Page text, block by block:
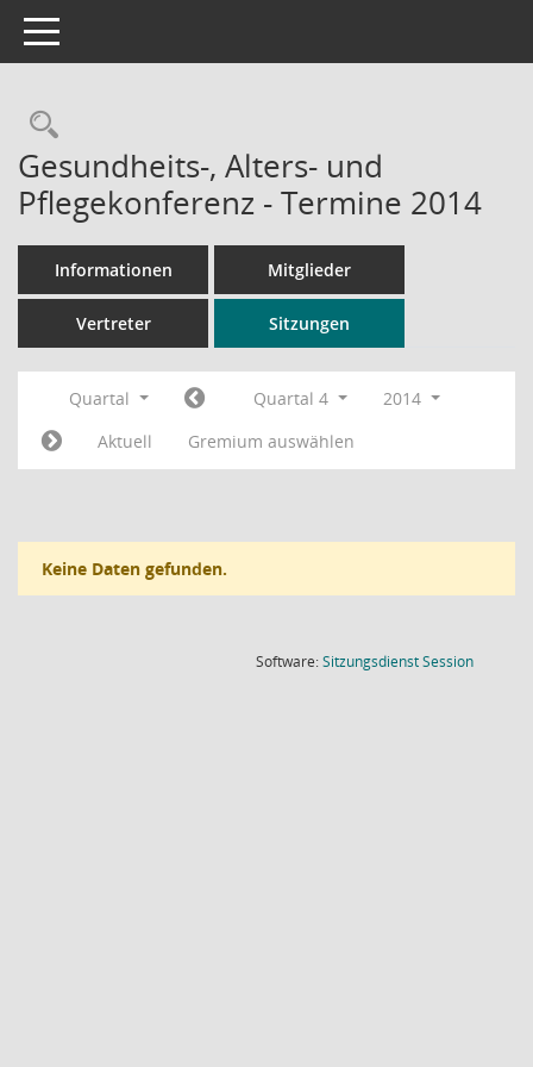
Toggle navigation
Rechercheauswahl
Gesundheits-, Alters- und
Pflegekonferenz - Termine 2014
Informationen Mitglieder
Vertreter Sitzungen
Quartal Quartal 4
2014
Aktuell
Gremium auswählen
Keine Daten gefunden.
Software:SitzungsdienstSession(Wird in